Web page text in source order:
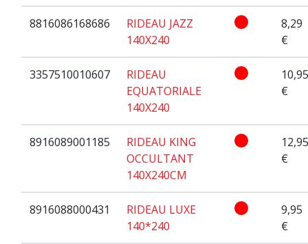
8816086168686
RIDEAU JAZZ
140X240
8,29
€
3357510010607
RIDEAU
EQUATORIALE
140X240
10,95
€
8916089001185
RIDEAU KING
OCCULTANT
140X240CM
12,95
€
8916088000431
RIDEAU LUXE
140*240
9,95
€